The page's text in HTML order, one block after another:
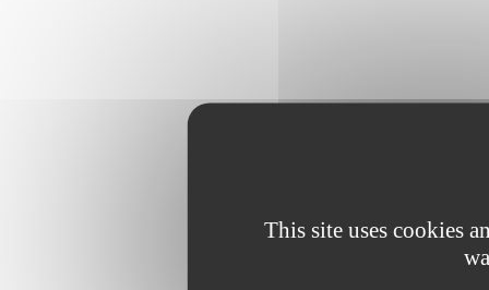
This site uses cookies